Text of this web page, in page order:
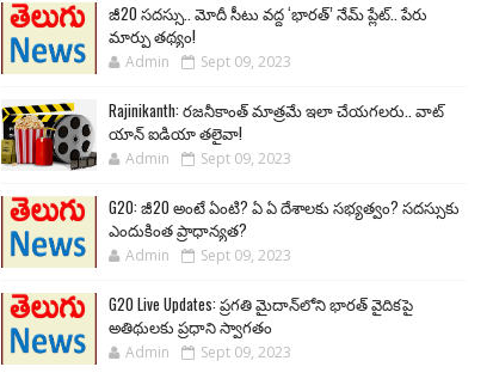
జీ20 సదస్సు.. మోదీ సీటు వద్ద ‘భారత్’ నేమ్ ప్లేట్‌.. పేరు
మార్పు తథ్యం!
Admin Sept 09, 2023
Rajinikanth: రజనీకాంత్ మాత్రమే ఇలా చేయగలరు.. వాట్
యాన్ ఐడియా తలైవా!
Admin Sept 09, 2023
G20: జీ20 అంటే ఏంటి? ఏ ఏ దేశాలకు సభ్యత్వం? సదస్సుకు
ఎందుకింత ప్రాధాన్యత?
Admin Sept 09, 2023
G20 Live Updates: ప్రగతి మైదాన్‌లోని భారత్ వైదికపై
అతిథులకు ప్రధాని స్వాగతం
Admin Sept 09, 2023